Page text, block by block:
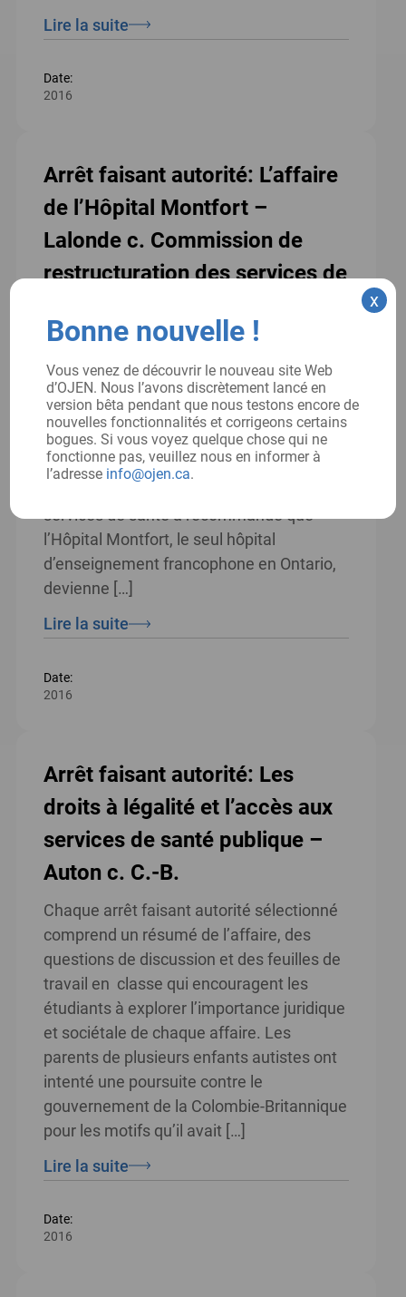
Lire la suite
Date:
2016
Arrêt faisant autorité: L’affaire
de l’Hôpital Montfort –
Lalonde c. Commission de
restructuration des services de
Chaque arrêt faisant autorité sélectionné
comprend un résumé de l’affaire, des
questions de discussion et des feuilles de
travail en classe qui encouragent les
étudiants à explorer l’importance juridique
et sociétale de chaque affaire. La
services de santé a recommandé que
l’Hôpital Montfort, le seul hôpital
d’enseignement francophone en Ontario,
devienne […]
Lire la suite
Date:
2016
Arrêt faisant autorité: Les
droits à légalité et l’accès aux
services de santé publique –
Auton c. C.-B.
Chaque arrêt faisant autorité sélectionné
comprend un résumé de l’affaire, des
questions de discussion et des feuilles de
travail en classe qui encouragent les
étudiants à explorer l’importance juridique
et sociétale de chaque affaire. Les
parents de plusieurs enfants autistes ont
intenté une poursuite contre le
gouvernement de la Colombie-Britannique
pour les motifs qu’il avait […]
Lire la suite
Date:
2016
Bonne nouvelle !
Vous venez de découvrir le nouveau site Web
d’OJEN. Nous l’avons discrètement lancé en
version bêta pendant que nous testons encore de
nouvelles fonctionnalités et corrigeons certains
bogues. Si vous voyez quelque chose qui ne
fonctionne pas, veuillez nous en informer à
l’adresse info@ojen.ca.
x